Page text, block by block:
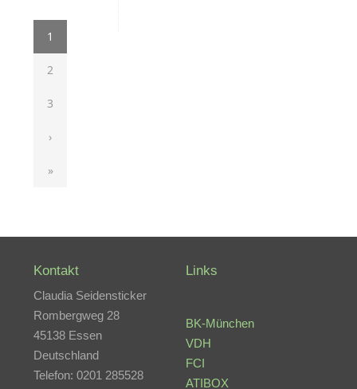
1
2
3
›
»
Kontakt
Claudia Seidensticker
Rombergweg 28
45138 Essen
Deutschland
Telefon: 0201 285528
Links
BK-München
VDH
FCI
ATIBOX